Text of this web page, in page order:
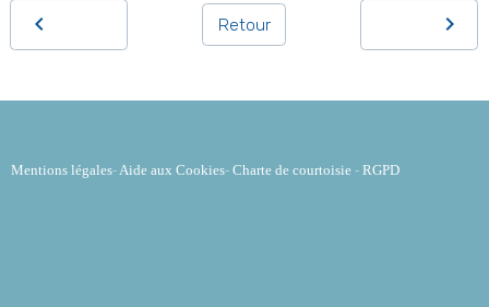
Retour
Mentions légales-Aide aux Cookies- Charte de courtoisie - RGPD